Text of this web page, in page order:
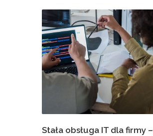
Stała obsługa IT dla firmy